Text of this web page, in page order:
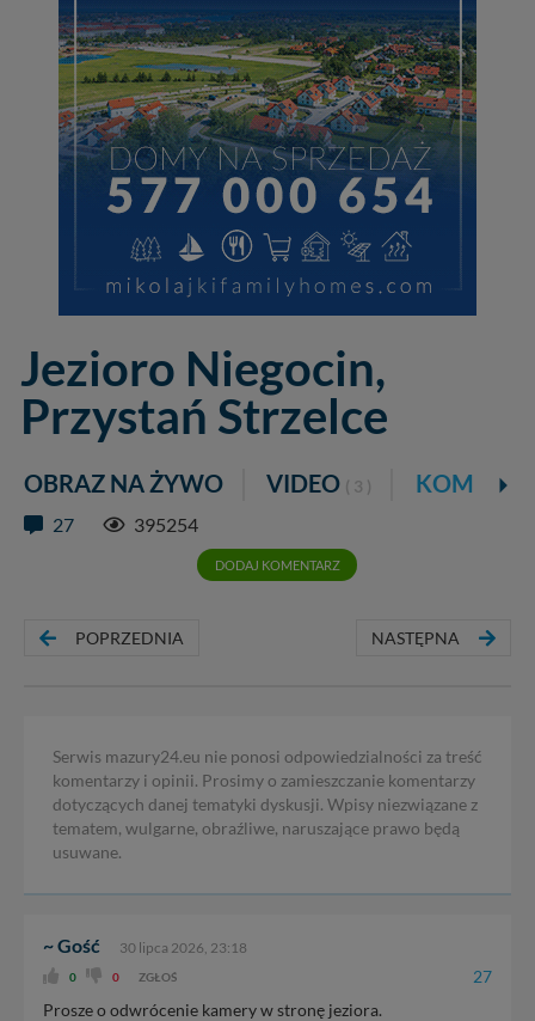
Jezioro Niegocin,
Przystań Strzelce
OBRAZ NA ŻYWO VIDEO ( 3 )
27 395254
DODAJ KOMENTARZ
POPRZEDNIA NASTĘPNA
Serwis mazury24.eu nie ponosi odpowiedzialności za treść
komentarzy i opinii. Prosimy o zamieszczanie komentarzy
dotyczących danej tematyki dyskusji. Wpisy niezwiązane z
tematem, wulgarne, obraźliwe, naruszające prawo będą
usuwane.
~ Gość 30 lipca 2026, 23:18
0 0 ZGŁOŚ 27
Prosze o odwrócenie kamery w stronę jeziora.